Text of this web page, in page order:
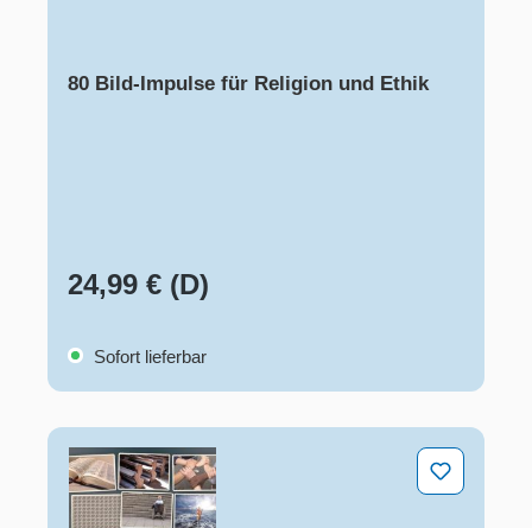
80 Bild-Impulse für Religion und Ethik
24,99 € (D)
Sofort lieferbar
Religion und Ethik